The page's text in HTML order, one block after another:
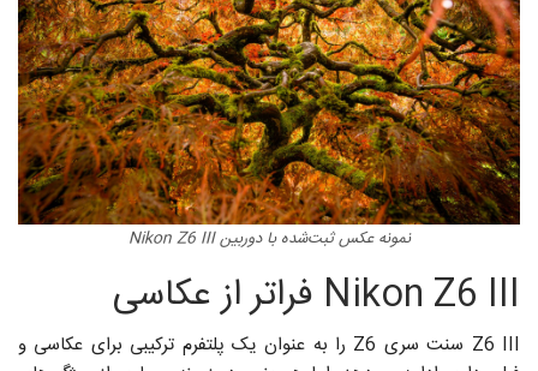
نمونه عکس ثبت‌شده با دوربین Nikon Z6 III
Nikon Z6 III فراتر از عکاسی
Z6 III سنت سری Z6 را به عنوان یک پلتفرم ترکیبی برای عکاسی و